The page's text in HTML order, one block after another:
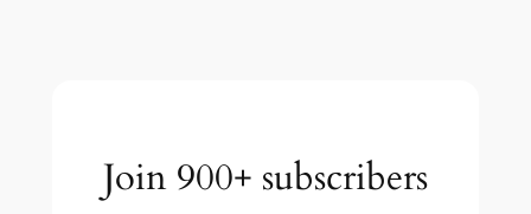
Join 900+ subscribers